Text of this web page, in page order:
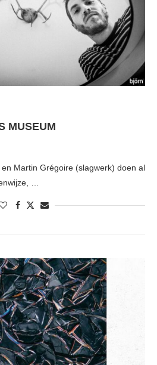
MUSEUM
Martin Grégoire (slagwerk) doen al
…